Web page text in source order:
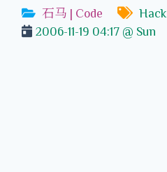
石马 | Code Hack
2006-11-19 04:17 @ Sun